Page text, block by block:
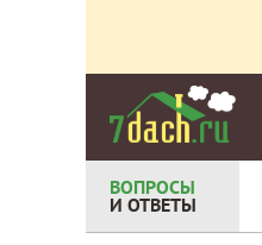
ВОПРОСЫ
И ОТВЕТЫ